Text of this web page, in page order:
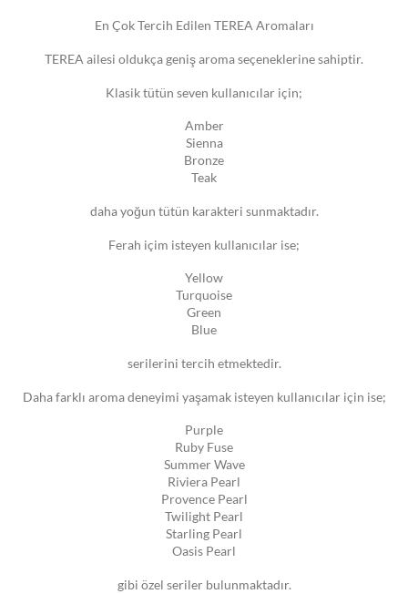
En Çok Tercih Edilen TEREA Aromaları
TEREA ailesi oldukça geniş aroma seçeneklerine sahiptir.
Klasik tütün seven kullanıcılar için;
Amber
Sienna
Bronze
Teak
daha yoğun tütün karakteri sunmaktadır.
Ferah içim isteyen kullanıcılar ise;
Yellow
Turquoise
Green
Blue
serilerini tercih etmektedir.
Daha farklı aroma deneyimi yaşamak isteyen kullanıcılar için ise;
Purple
Ruby Fuse
Summer Wave
Riviera Pearl
Provence Pearl
Twilight Pearl
Starling Pearl
Oasis Pearl
gibi özel seriler bulunmaktadır.